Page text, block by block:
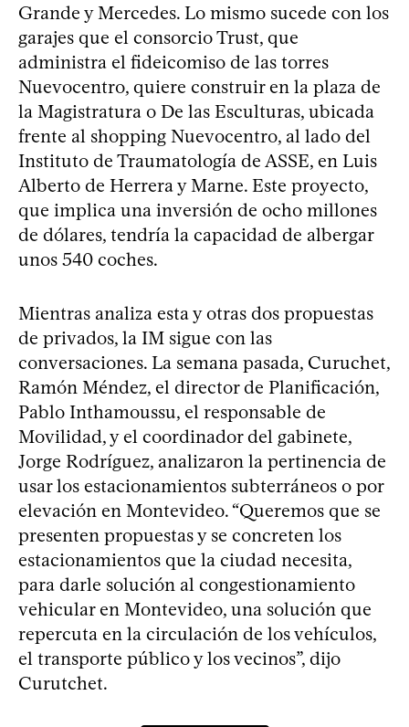
Grande y Mercedes. Lo mismo sucede con los
garajes que el consorcio Trust, que
administra el fideicomiso de las torres
Nuevocentro, quiere construir en la plaza de
la Magistratura o De las Esculturas, ubicada
frente al shopping Nuevocentro, al lado del
Instituto de Traumatología de ASSE, en Luis
Alberto de Herrera y Marne. Este proyecto,
que implica una inversión de ocho millones
de dólares, tendría la capacidad de albergar
unos 540 coches.
Mientras analiza esta y otras dos propuestas
de privados, la IM sigue con las
conversaciones. La semana pasada, Curuchet,
Ramón Méndez, el director de Planificación,
Pablo Inthamoussu, el responsable de
Movilidad, y el coordinador del gabinete,
Jorge Rodríguez, analizaron la pertinencia de
usar los estacionamientos subterráneos o por
elevación en Montevideo. “Queremos que se
presenten propuestas y se concreten los
estacionamientos que la ciudad necesita,
para darle solución al congestionamiento
vehicular en Montevideo, una solución que
repercuta en la circulación de los vehículos,
el transporte público y los vecinos”, dijo
Curutchet.